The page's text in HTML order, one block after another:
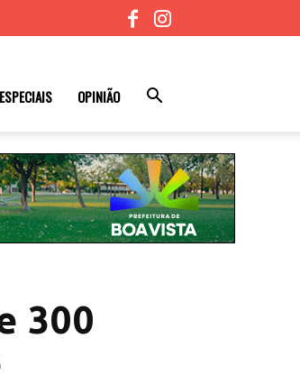
ESPECIAIS OPINIÃO
300